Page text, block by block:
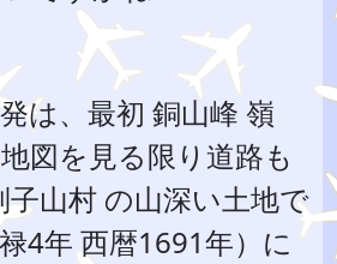
は、最初 銅山峰 嶺
図を見る限り道路も
山村 の山深い土地で
4年 西暦1691年）に